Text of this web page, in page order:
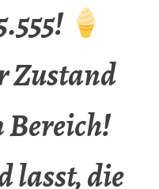
Zustand
lasst, die